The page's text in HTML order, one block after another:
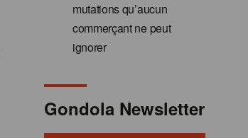
mutations qu’aucun
commerçant ne peut
ignorer
Gondola Newsletter